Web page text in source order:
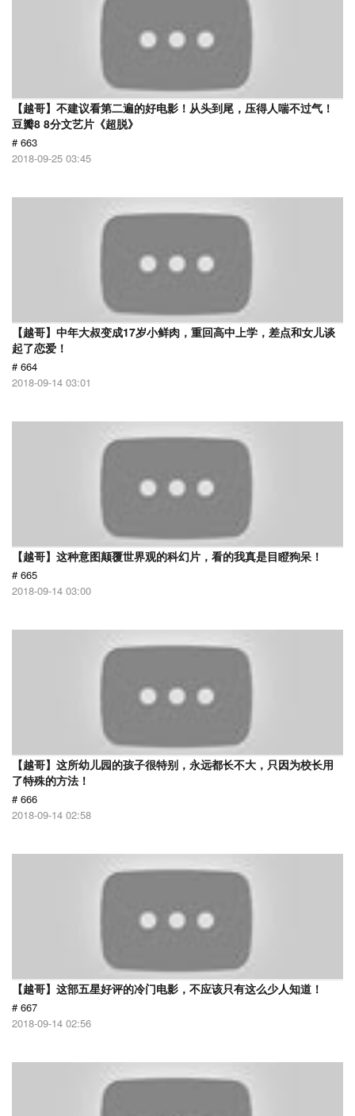
【越哥】不建议看第二遍的好电影！从头到尾，压得人喘不过气！
豆瓣8 8分文艺片《超脱》
# 663
2018-09-25 03:45
【越哥】中年大叔变成17岁小鲜肉，重回高中上学，差点和女儿谈
起了恋爱！
# 664
2018-09-14 03:01
【越哥】这种意图颠覆世界观的科幻片，看的我真是目瞪狗呆！
# 665
2018-09-14 03:00
【越哥】这所幼儿园的孩子很特别，永远都长不大，只因为校长用
了特殊的方法！
# 666
2018-09-14 02:58
【越哥】这部五星好评的冷门电影，不应该只有这么少人知道！
# 667
2018-09-14 02:56